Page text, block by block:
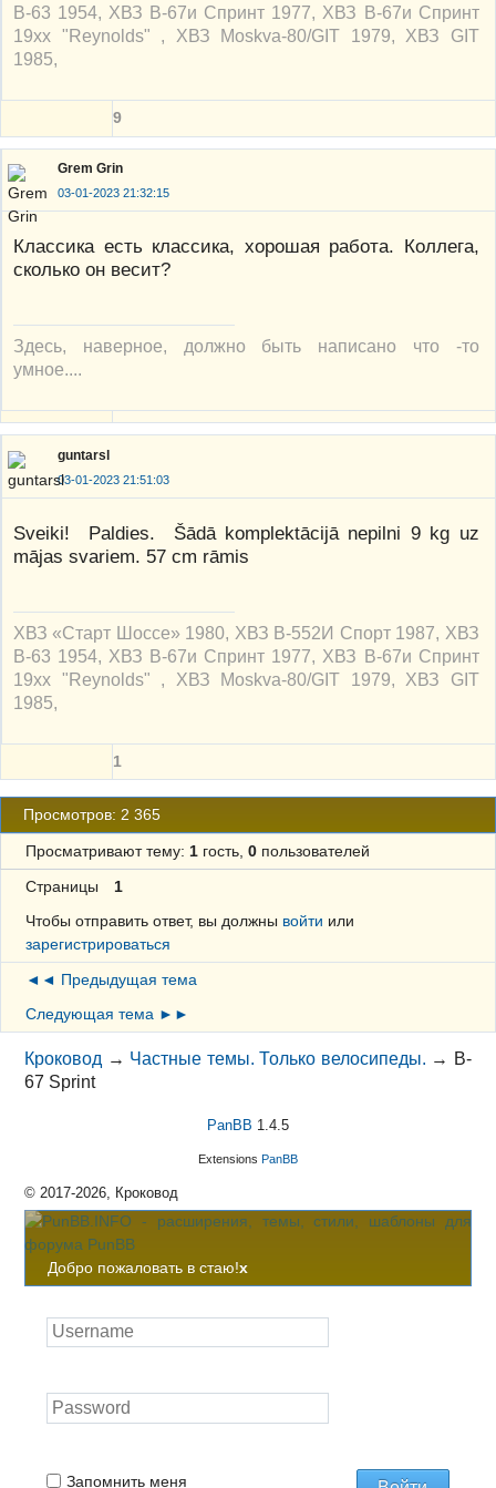
В-63 1954, ХВЗ В-67и Спринт 1977, ХВЗ В-67и Спринт
19xx "Reynolds" , ХВЗ Moskva-80/GIT 1979, ХВЗ GIT
1985,
9
Grem Grin
03-01-2023 21:32:15
Классика есть классика, хорошая работа. Коллега,
сколько он весит?
Здесь, наверное, должно быть написано что -то
умное....
guntarsl
03-01-2023 21:51:03
Sveiki! Paldies. Šādā komplektācijā nepilni 9 kg uz
mājas svariem. 57 cm rāmis
ХВЗ «Старт Шоссе» 1980, ХВЗ В-552И Спорт 1987, ХВЗ
В-63 1954, ХВЗ В-67и Спринт 1977, ХВЗ В-67и Спринт
19xx "Reynolds" , ХВЗ Moskva-80/GIT 1979, ХВЗ GIT
1985,
1
Просмотров: 2 365
Просматривают тему: 1гость, 0пользователей
Страницы
1
Чтобы отправить ответ, вы должны войти или
зарегистрироваться
◄◄ Предыдущая тема
Следующая тема ►►
Кроковод → Частные темы. Только велосипеды. → B-
67 Sprint
PanBB 1.4.5
Extensions PanBB
© 2017-2026, Кроковод
Добро пожаловать в стаю!x
Запомнить меня